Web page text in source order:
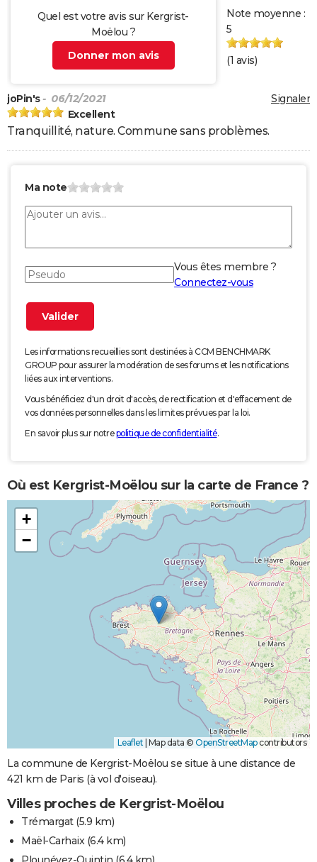
Quel est votre avis sur Kergrist-
Moëlou ?
Donner mon avis
Note moyenne :
5
(1 avis)
Signaler
joPin's- 06/12/2021
Excellent
Tranquillité, nature. Commune sans problèmes.
Ma note
Vous êtes membre ?
Connectez-vous
Les informations recueillies sont destinées à CCM BENCHMARK
GROUP pour assurer la modération de ses forums et les notifications
liées aux interventions.
Vous bénéficiez d'un droit d'accès, de rectification et d'effacement de
vos données personnelles dans les limites prévues par la loi.
En savoir plus sur notrepolitique de confidentialité.
Où est Kergrist-Moëlou sur la carte de France ?
+
−
Leaflet Map data © OpenStreetMapcontributors
La commune de Kergrist-Moëlou se situe à une distance de
421 km de Paris (à vol d'oiseau).
Villes proches de Kergrist-Moëlou
Trémargat(5.9 km)
Maël-Carhaix(6.4 km)